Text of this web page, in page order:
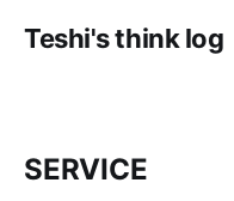
Teshi's think log
SERVICE